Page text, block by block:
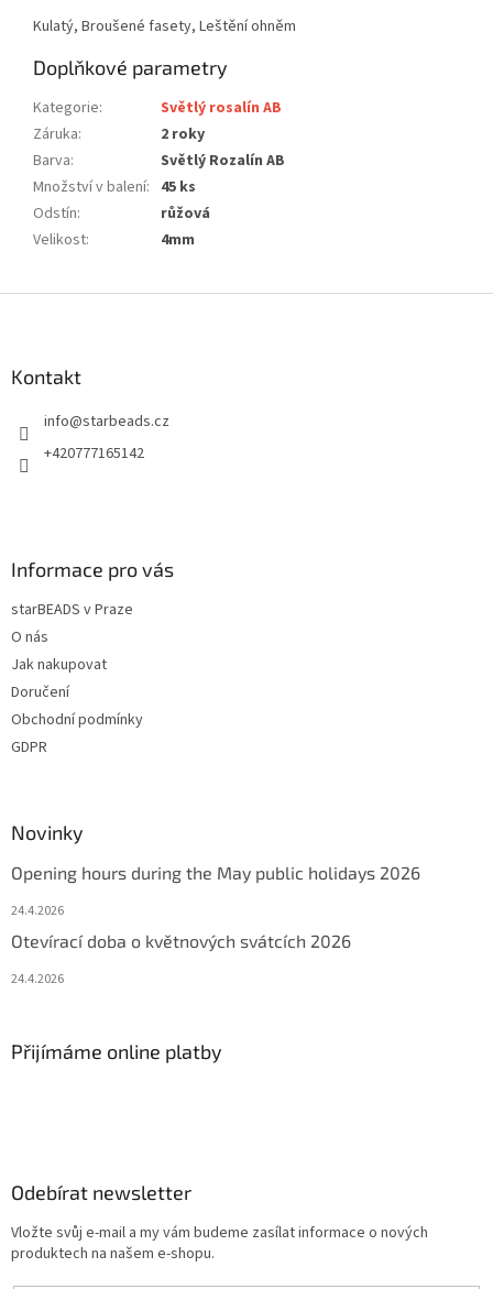
Kulatý, Broušené fasety, Leštění ohněm
Doplňkové parametry
Kategorie:
Světlý rosalín AB
Záruka:
2 roky
Barva:
Světlý Rozalín AB
Množství v balení: 45 ks
Odstín:
růžová
Velikost: 4mm
Kontakt
info@starbeads.cz
+420777165142
Informace pro vás
starBEADS v Praze
O nás
Jak nakupovat
Doručení
Obchodní podmínky
GDPR
Novinky
Opening hours during the May public holidays 2026
24.4.2026
Otevírací doba o květnových svátcích 2026
24.4.2026
Přijímáme online platby
Odebírat newsletter
Vložte svůj e-mail a my vám budeme zasílat informace o nových
produktech na našem e-shopu.